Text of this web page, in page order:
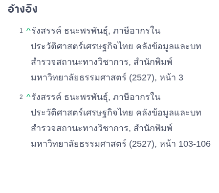
อ้างอิง
^รังสรรค์ ธนะพรพันธุ์, ภาษีอากรใน
ประวัติศาสตร์เศรษฐกิจไทย คลังข้อมูลและบท
สำรวจสถานะทางวิชาการ, สํานักพิมพ์
มหาวิทยาลัยธรรมศาสตร์ (2527), หน้า 3
^รังสรรค์ ธนะพรพันธุ์, ภาษีอากรใน
ประวัติศาสตร์เศรษฐกิจไทย คลังข้อมูลและบท
สำรวจสถานะทางวิชาการ, สํานักพิมพ์
มหาวิทยาลัยธรรมศาสตร์ (2527), หน้า 103-106